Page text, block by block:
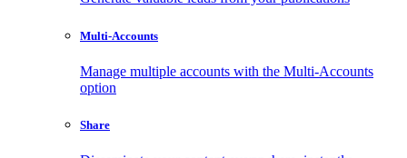
Multi-Accounts
Manage multiple accounts with the Multi-Accounts
option
Share